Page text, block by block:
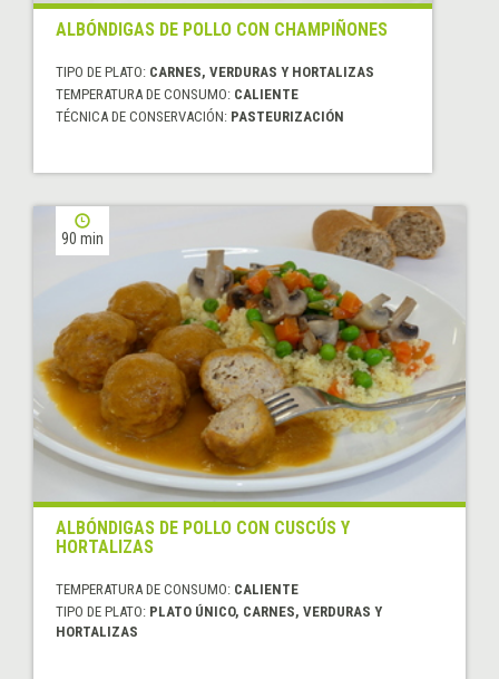
ALBÓNDIGAS DE POLLO CON CHAMPIÑONES
TIPO DE PLATO: CARNES, VERDURAS Y HORTALIZAS
TEMPERATURA DE CONSUMO: CALIENTE
TÉCNICA DE CONSERVACIÓN: PASTEURIZACIÓN
90 min
ALBÓNDIGAS DE POLLO CON CUSCÚS Y
HORTALIZAS
TEMPERATURA DE CONSUMO: CALIENTE
TIPO DE PLATO: PLATO ÚNICO, CARNES, VERDURAS Y
HORTALIZAS